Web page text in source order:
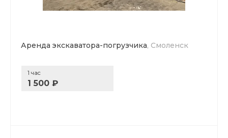
Аренда экскаватора-погрузчика, Смоленск
1 час
1 500 ₽